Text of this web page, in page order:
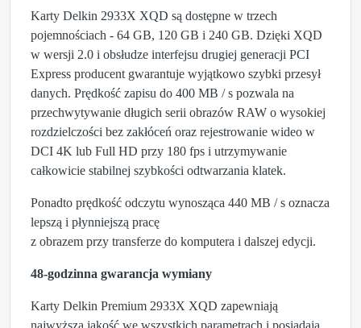
Karty Delkin 2933X XQD są dostępne w trzech
pojemnościach - 64 GB, 120 GB i 240 GB. Dzięki XQD
w wersji 2.0 i obsłudze interfejsu drugiej generacji PCI
Express producent gwarantuje wyjątkowo szybki przesył
danych. Prędkość zapisu do 400 MB / s pozwala na
przechwytywanie długich serii obrazów RAW o wysokiej
rozdzielczości bez zakłóceń oraz rejestrowanie wideo w
DCI 4K lub Full HD przy 180 fps i utrzymywanie
całkowicie stabilnej szybkości odtwarzania klatek.
Ponadto prędkość odczytu wynosząca 440 MB / s oznacza
lepszą i płynniejszą pracę
z obrazem przy transferze do komputera i dalszej edycji.
48-godzinna gwarancja wymiany
Karty Delkin Premium 2933X XQD zapewniają
najwyższą jakość we wszystkich parametrach i posiadają